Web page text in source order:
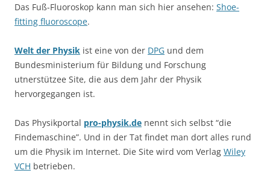
Das Fuß-Fluoroskop kann man sich hier ansehen: Shoe-
fitting fluoroscope.
Welt der Physik ist eine von der DPG und dem
Bundesministerium für Bildung und Forschung
utnerstützee Site, die aus dem Jahr der Physik
hervorgegangen ist.
Das Physikportal pro-physik.de nennt sich selbst “die
Findemaschine”. Und in der Tat findet man dort alles rund
um die Physik im Internet. Die Site wird vom Verlag Wiley
VCH betrieben.